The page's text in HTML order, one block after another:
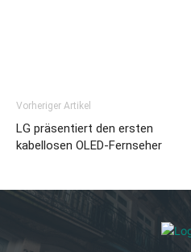
Vorheriger Artikel
LG präsentiert den ersten
kabellosen OLED-Fernseher